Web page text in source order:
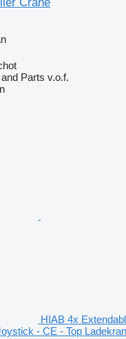
Parts v.o.f.
HIAB 4x
- CE - Top Ladekran